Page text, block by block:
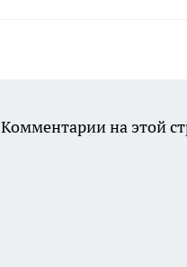
Комментарии на этой